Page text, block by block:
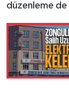
düzenleme de